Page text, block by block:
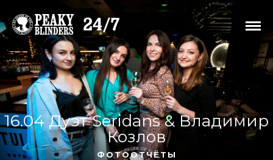
16.04 Дуэт Seridans & Владимир
Козлов
ФОТООТЧЁТЫ